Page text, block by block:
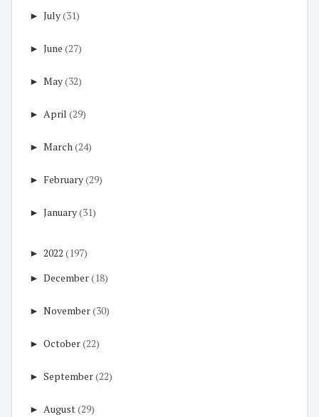
► July(31)
► June (27)
► May(32)
► April (29)
► March(24)
► February(29)
► January(31)
► 2022 (197)
► December(18)
► November(30)
► October(22)
► September(22)
► August(29)